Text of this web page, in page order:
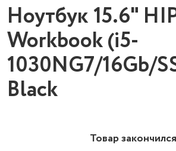
Ноутбук 15.6"
Workbook (i5-
1030NG7/16Gb/
Black
Товар закончился